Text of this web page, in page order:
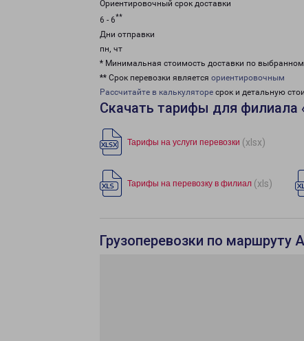
Ориентировочный срок доставки
6 - 6**
Дни отправки
пн, чт
* Минимальная стоимость доставки по
** Срок перевозки является ориентировочным
Рассчитайте в калькуляторе срок и детальную
Скачать тарифы для филиала
Тарифы на услуги перевозки (xlsx)
Тарифы на перевозку в филиал (xls)
Грузоперевозки по маршруту